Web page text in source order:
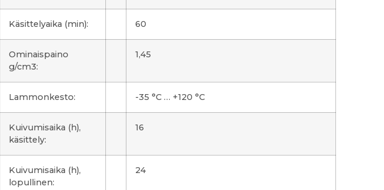
Käsittelyaika (min): 60
Ominaispaino
g/cm3:
1,45
Lammonkesto: -35 °C … +120 °C
Kuivumisaika (h),
käsittely:
16
Kuivumisaika (h),
lopullinen:
24